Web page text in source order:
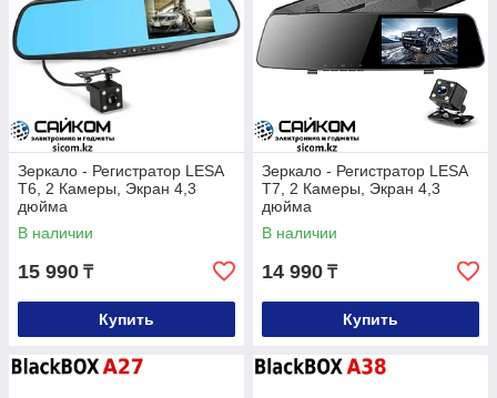
Зеркало - Регистратор LESA
T6, 2 Камеры, Экран 4,3
дюйма
В наличии
15 990 ₸
Купить
Зеркало - Регистратор LESA
T7, 2 Камеры, Экран 4,3
дюйма
В наличии
14 990 ₸
Купить